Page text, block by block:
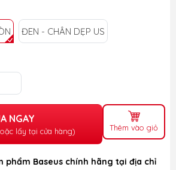
ĐEN - CHÂN DẸP US
NGAY
lấy tại cửa hàng) Thêm vào giỏ
phẩm Baseus chính hãng tại địa chỉ